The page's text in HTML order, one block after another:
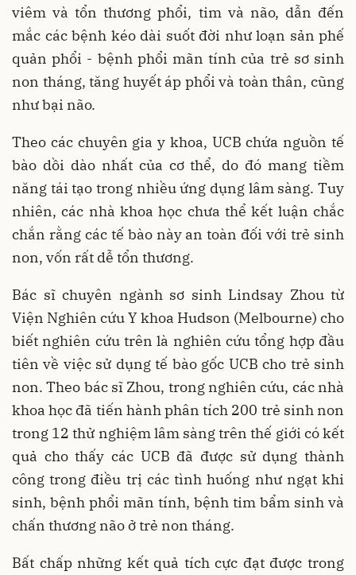
viêm và tổn thương phổi, tim và não, dẫn đến
mắc các bệnh kéo dài suốt đời như loạn sản phế
quản phổi - bệnh phổi mãn tính của trẻ sơ sinh
non tháng, tăng huyết áp phổi và toàn thân, cũng
như bại não.
Theo các chuyên gia y khoa, UCB chứa nguồn tế
bào dồi dào nhất của cơ thể, do đó mang tiềm
năng tái tạo trong nhiều ứng dụng lâm sàng. Tuy
nhiên, các nhà khoa học chưa thể kết luận chắc
chắn rằng các tế bào này an toàn đối với trẻ sinh
non, vốn rất dễ tổn thương.
Bác sĩ chuyên ngành sơ sinh Lindsay Zhou từ
Viện Nghiên cứu Y khoa Hudson (Melbourne) cho
biết nghiên cứu trên là nghiên cứu tổng hợp đầu
tiên về việc sử dụng tế bào gốc UCB cho trẻ sinh
non. Theo bác sĩ Zhou, trong nghiên cứu, các nhà
khoa học đã tiến hành phân tích 200 trẻ sinh non
trong 12 thử nghiệm lâm sàng trên thế giới có kết
quả cho thấy các UCB đã được sử dụng thành
công trong điều trị các tình huống như ngạt khi
sinh, bệnh phổi mãn tính, bệnh tim bẩm sinh và
chấn thương não ở trẻ non tháng.
Bất chấp những kết quả tích cực đạt được trong